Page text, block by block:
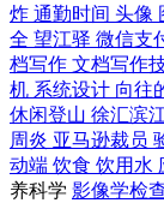
炸 通勤时间 头像
全 望江驿 微信支
档写作 文档写作
机 系统设计 向往
休闲登山 徐汇滨
周炎 亚马逊裁员
动端 饮食 饮用水
养科学 影像学检